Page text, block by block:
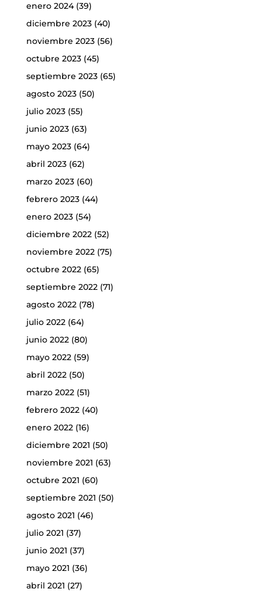
enero 2024(39)
diciembre 2023(40)
noviembre 2023(56)
octubre 2023(45)
septiembre 2023(65)
agosto 2023(50)
julio 2023(55)
junio 2023(63)
mayo 2023(64)
abril 2023(62)
marzo 2023(60)
febrero 2023(44)
enero 2023(54)
diciembre 2022(52)
noviembre 2022(75)
octubre 2022(65)
septiembre 2022(71)
agosto 2022(78)
julio 2022(64)
junio 2022(80)
mayo 2022(59)
abril 2022(50)
marzo 2022(51)
febrero 2022(40)
enero 2022(16)
diciembre 2021 (50)
noviembre 2021 (63)
octubre 2021 (60)
septiembre 2021 (50)
agosto 2021 (46)
julio 2021 (37)
junio 2021 (37)
mayo 2021 (36)
abril 2021 (27)